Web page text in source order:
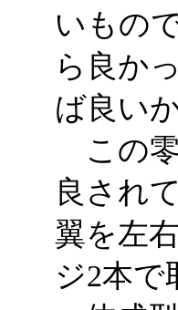
いもの
ら良か
ば良い
この零
良され
翼を左
ジ2本